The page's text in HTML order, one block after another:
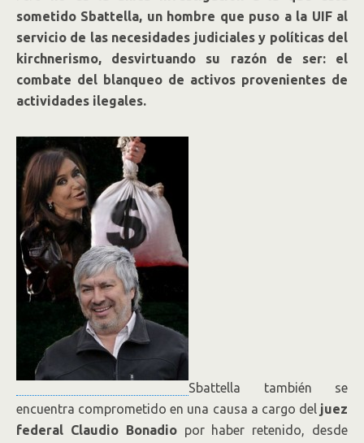
sometido Sbattella, un hombre que puso a la UIF al
servicio de las necesidades judiciales y políticas del
kirchnerismo, desvirtuando su razón de ser: el
combate del blanqueo de activos provenientes de
actividades ilegales.
Sbattella también se
encuentra comprometido en una causa a cargo del juez
federal Claudio Bonadiopor haber retenido, desde